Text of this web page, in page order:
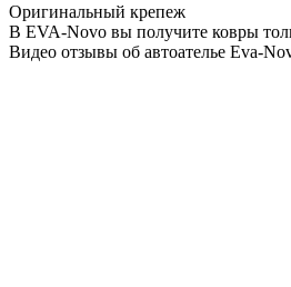
Оригинальный крепеж
В EVA-Novo вы получите ковры
Видео отзывы об автоателье Eva-